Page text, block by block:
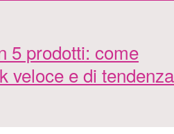
5 prodotti: come
veloce e di tendenza